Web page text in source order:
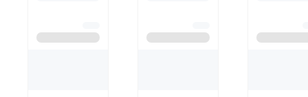
リア教育を事業化する